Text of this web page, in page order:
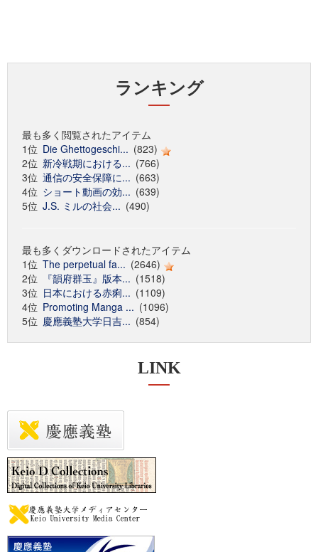
ランキング
最も多く閲覧されたアイテム
1位 Die Ghettogeschi... (823)
2位 新冷戦期における... (766)
3位 通信の安全保障に... (663)
4位 ショート動画の効... (639)
5位 J.S. ミルの社会... (490)
最も多くダウンロードされたアイテム
1位 The perpetual fa... (2646)
2位
『韻府群玉』版本... (1518)
3位 日本における赤痢... (1109)
4位 Promoting Manga ... (1096)
5位 慶應義塾大学日吉... (854)
LINK